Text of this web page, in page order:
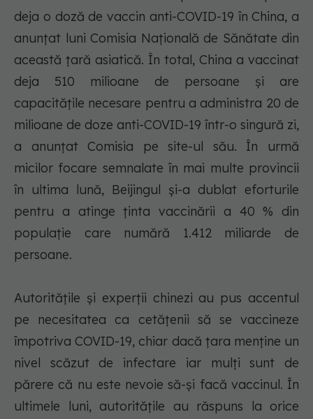
deja o doză de vaccin anti-COVID-19 în China, a
anunţat luni Comisia Naţională de Sănătate din
această ţară asiatică. În total, China a vaccinat
deja 510 milioane de persoane şi are
capacităţile necesare pentru a administra 20 de
milioane de doze anti-COVID-19 într-o singură zi,
a anunţat Comisia pe site-ul său. În urmă
micilor focare semnalate în mai multe provincii
în ultima lună, Beijingul şi-a dublat eforturile
pentru a atinge ţinta vaccinării a 40 % din
populaţie care numără 1.412 miliarde de
persoane.
Autorităţile şi experţii chinezi au pus accentul
pe necesitatea ca cetăţenii să se vaccineze
împotriva COVID-19, chiar dacă ţara menţine un
nivel scăzut de infectare iar mulţi sunt de
părere că nu este nevoie să-şi facă vaccinul. În
ultimele luni, autorităţile au răspuns la orice